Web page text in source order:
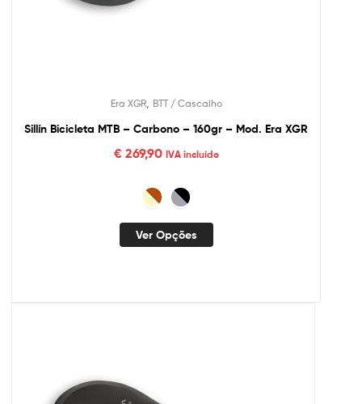
Era XGR, BTT / Cascalho
Sillín Bicicleta MTB – Carbono – 160gr – Mod. Era XGR
€269,90 IVA incluído
Ver Opções